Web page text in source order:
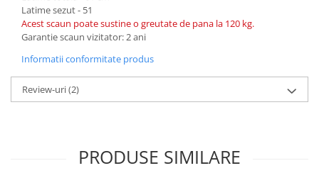
Seturi comode living si dormitor
Latime sezut - 51
Acest scaun poate sustine o greutate de pana la 120 kg.
Garantie scaun vizitator: 2 ani
Informatii conformitate produs
Review-uri(2)
PRODUSE SIMILARE